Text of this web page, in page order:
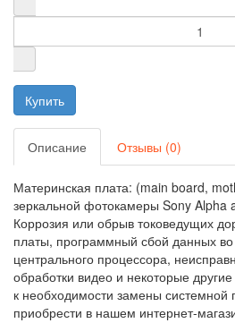
Описание Отзывы (0)
Материнская плата: (main board,
зеркальной фотокамеры Sony Alpha
Коррозия или обрыв токоведущих
платы, программный сбой данных
центрального процессора,
обработки видео и некоторые
к необходимости замены
приобрести в нашем интернет-